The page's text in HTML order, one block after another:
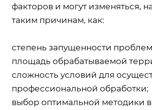
факторов и могут изменяться,
таким причинам, как:
степень запущенности
площадь обрабатываемой
сложность условий для
профессиональной обработки;
выбор оптимальной методики